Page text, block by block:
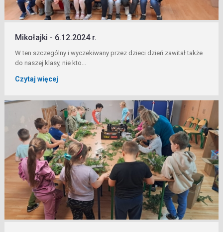
Mikołajki - 6.12.2024 r.
W ten szczególny i wyczekiwany przez dzieci dzień zawitał także
do naszej klasy, nie kto...
Czytaj więcej